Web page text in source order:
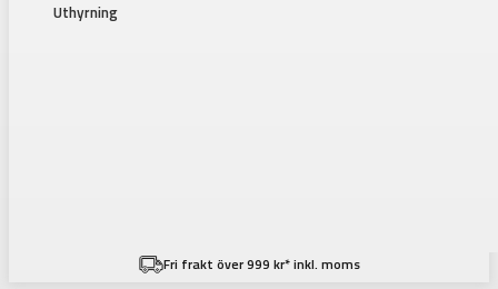
Uthyrning
Fri frakt över 999 kr* inkl. moms